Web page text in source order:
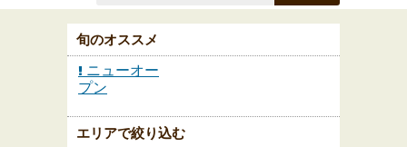
旬のオススメ
ニューオー
プン
エリアで絞り込む